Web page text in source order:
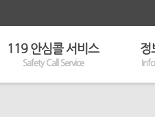
119 안심콜 서비스
Safety Call Service
정